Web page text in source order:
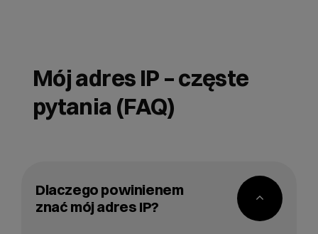
Mój adres IP – częste
pytania (FAQ)
Dlaczego powinienem
znać mój adres IP?